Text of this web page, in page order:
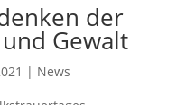
der
Gewalt
| News